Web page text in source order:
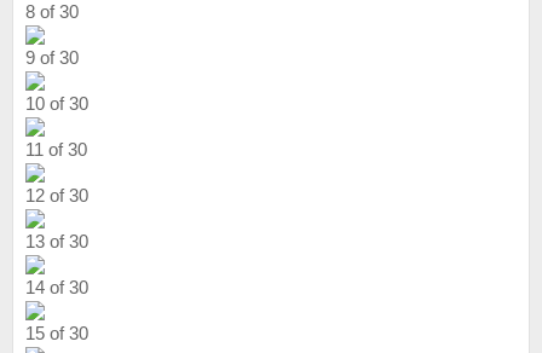
8 of 30
9 of 30
10 of 30
11 of 30
12 of 30
13 of 30
14 of 30
15 of 30